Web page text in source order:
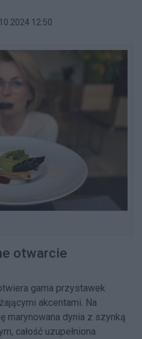
12:50
otwarcie
gama przystawek
akcentami. Na
marynowana dynia z szynką
całość uzupełniona